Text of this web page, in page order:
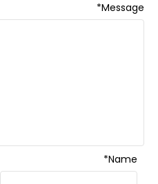
Message
*
Name
*